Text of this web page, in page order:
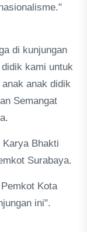
di kunjungan
kami untuk
anak didik
Semangat
Karya Bhakti
Surabaya.
Kota
ini".